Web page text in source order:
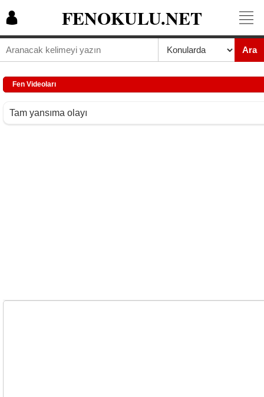
FENOKULU.NET
Ara
Fen Videoları
Tam yansıma olayı